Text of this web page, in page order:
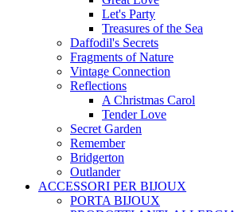
Let's Party
Treasures of the Sea
Daffodil's Secrets
Fragments of Nature
Vintage Connection
Reflections
A Christmas Carol
Tender Love
Secret Garden
Remember
Bridgerton
Outlander
ACCESSORI PER BIJOUX
PORTA BIJOUX